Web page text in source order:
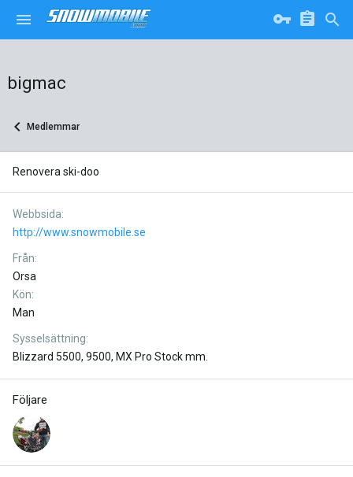
bigmac
Medlemmar
Renovera ski-doo
Webbsida
http://www.snowmobile.se
Från
Orsa
Kön
Man
Sysselsättning
Blizzard 5500, 9500, MX Pro Stock mm.
Följare